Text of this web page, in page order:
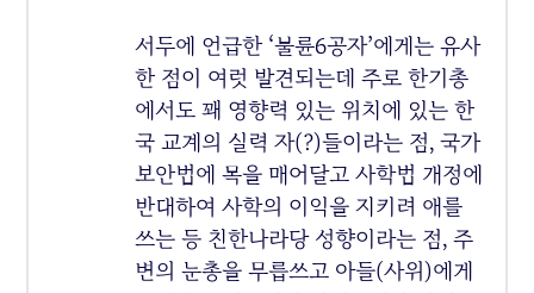
서두에 언급한 ‘불륜6공자’에게는 유사
한 점이 여럿 발견되는데 주로 한기총
에서도 꽤 영향력 있는 위치에 있는 한
국 교계의 실력 자(?)들이라는 점, 국가
보안법에 목을 매어달고 사학법 개정에
반대하여 사학의 이익을 지키려 애를
쓰는 등 친한나라당 성향이라는 점, 주
변의 눈총을 무릅쓰고 아들(사위)에게